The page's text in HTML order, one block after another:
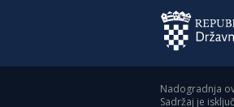
Nadogradnja
Sadržaj je